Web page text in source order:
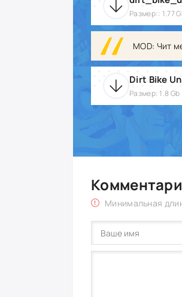
Размер:: 1.77
MOD: Чит
Dirt Bike
Размер: 1.8 Gb
Минимальная